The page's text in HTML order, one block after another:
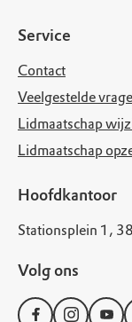
Service
Contact
Veelgestelde
Lidmaatschap
Lidmaatschap
Hoofdkantoor
Stationsplein 1,
Volg ons